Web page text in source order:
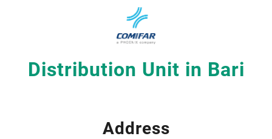
Distribution Unit in Bari
Address